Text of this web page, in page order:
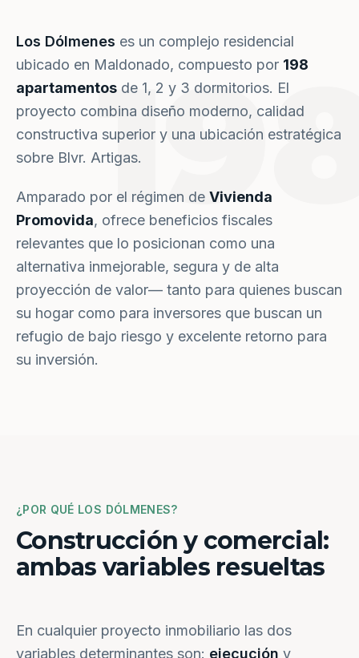
Los Dólmenes es un complejo residencial
ubicado en Maldonado, compuesto por 198
apartamentos de 1, 2 y 3 dormitorios. El
proyecto combina diseño moderno, calidad
constructiva superior y una ubicación estratégica
sobre Blvr. Artigas.
Amparado por el régimen de Vivienda
Promovida, ofrece beneficios fiscales
relevantes que lo posicionan como una
alternativa inmejorable, segura y de alta
proyección de valor— tanto para quienes buscan
su hogar como para inversores que buscan un
refugio de bajo riesgo y excelente retorno para
su inversión.
¿POR QUÉ LOS DÓLMENES?
Construcción y comercial:
ambas variables resueltas
En cualquier proyecto inmobiliario las dos
variables determinantes son: ejecución y